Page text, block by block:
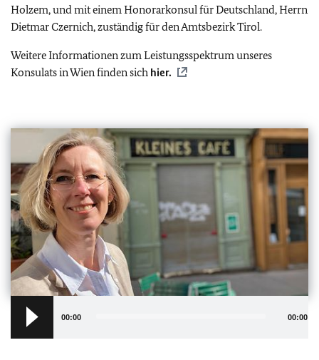
Holzem, und mit einem Honorarkonsul für Deutschland, Herrn
Dietmar Czernich, zuständig für den Amtsbezirk Tirol.
Weitere Informationen zum Leistungsspektrum unseres
Konsulats in Wien finden sich hier.
Audio
Player
00:00 00:00